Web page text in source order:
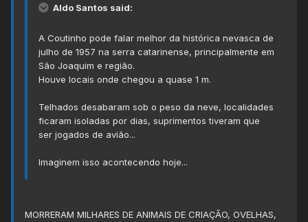
Aldo Santos said:
A Coutinho pode falar melhor da histórica nevasca de
julho de 1957 na serra catarinense, principalmente em
São Joaquim e região.
Houve locais onde chegou a quase 1 m.
Telhados desabaram sob o peso da neve, localidades
ficaram isoladas por dias, suprimentos tiveram que
ser jogados de avião...
Imaginem isso acontecendo hoje...
MORRERAM MILHARES DE ANIMAIS DE CRIAÇÃO, OVELHAS,